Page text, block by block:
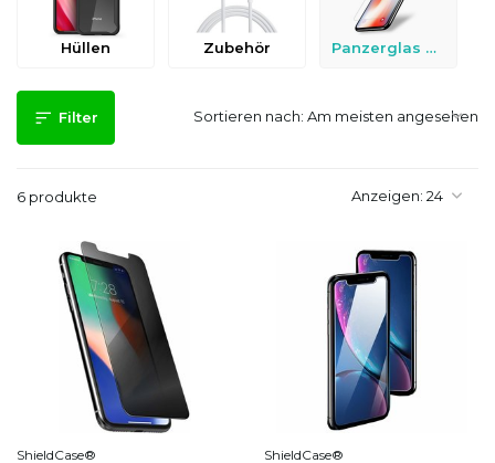
Hüllen Zubehör Panzerglas & Schutzfolien
Filter
6 produkte Anzeigen:
Sortieren nach:
ShieldCase® ShieldCase®